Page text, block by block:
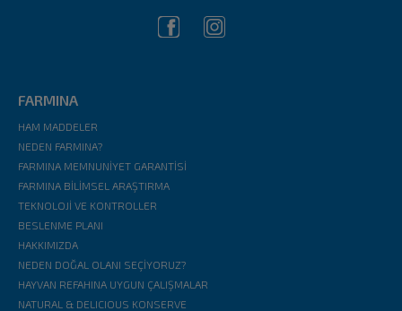
FARMINA
HAM MADDELER
NEDEN FARMINA?
FARMINA MEMNUNİYET GARANTİSİ
FARMINA BİLİMSEL ARAŞTIRMA
TEKNOLOJİ VE KONTROLLER
BESLENME PLANI
HAKKIMIZDA
NEDEN DOĞAL OLANI SEÇİYORUZ?
HAYVAN REFAHINA UYGUN ÇALIŞMALAR
NATURAL & DELICIOUS KONSERVE